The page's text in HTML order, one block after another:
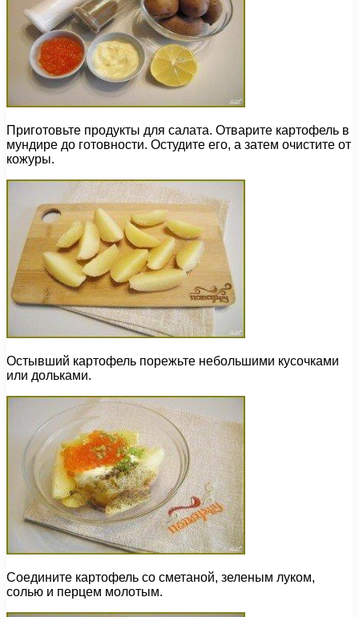
Приготовьте продукты для салата. Отварите картофель в
мундире до готовности. Остудите его, а затем очистите от
кожуры.
Остывший картофель порежьте небольшими кусочками
или дольками.
Соедините картофель со сметаной, зеленым луком,
солью и перцем молотым.